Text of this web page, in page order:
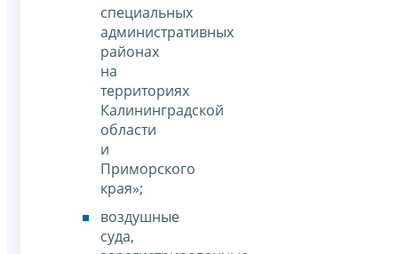
специальных
административных
районах
на
территориях
Калининградской
области
и
Приморского
края»;
воздушные
суда,